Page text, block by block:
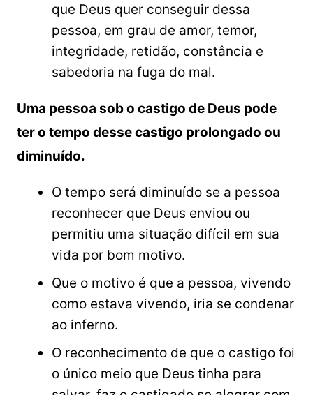
que Deus quer conseguir dessa
pessoa, em grau de amor, temor,
integridade, retidão, constância e
sabedoria na fuga do mal.
Uma pessoa sob o castigo de Deus pode
ter o tempo desse castigo prolongado ou
diminuído.
O tempo será diminuído se a pessoa
reconhecer que Deus enviou ou
permitiu uma situação difícil em sua
vida por bom motivo.
Que o motivo é que a pessoa, vivendo
como estava vivendo, iria se condenar
ao inferno.
O reconhecimento de que o castigo foi
o único meio que Deus tinha para